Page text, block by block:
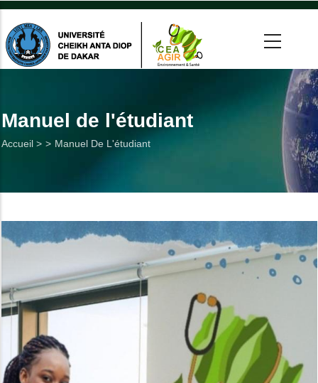
Aller
contenu
principal
Manuel de l'étudiant
Fil
Accueil > Manuel De L'étudiant